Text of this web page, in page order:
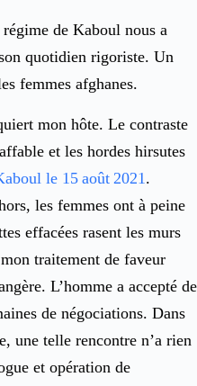
de Kaboul nous a
quotidien rigoriste. Un
femmes afghanes.
mon hôte. Le contraste
et les hordes hirsutes
le 15 août 2021 .
les femmes ont à peine
effacées rasent les murs
traitement de faveur
L’homme a accepté de
de négociations. Dans
une telle rencontre n’a rien
et opération de